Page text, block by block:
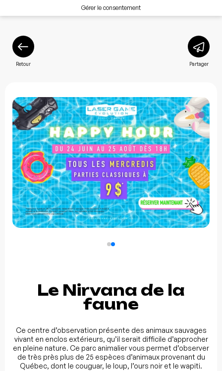
Gérer le consentement
Retour Partager
Le Nirvana de la
faune
Ce centre d’observation présente des animaux sauvages
vivant en enclos extérieurs, qu’il serait difficile d’approcher
en pleine nature. Ce parc animalier vous permet d’observer
de très près plus de 25 espèces d’animaux provenant du
Québec, dont le couguar, le loup, l’ours noir et le wapiti.